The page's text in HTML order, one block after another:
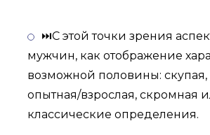
⏭С этой точки зрения
мужчин, как отображение
возможной половины: скупая,
опытная/взрослая, скромная
классические определения.